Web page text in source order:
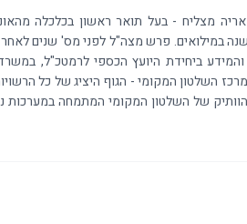
מצליח - בעל תואר ראשון בכלכלה
במילואים. פרש מצה"ל לפני מס' שנים
ביחידת היועץ הכספי לרמטכ"ל,
השלטון המקומי - הגוף היציג של כל
של השלטון המקומי המתמחה במערכות